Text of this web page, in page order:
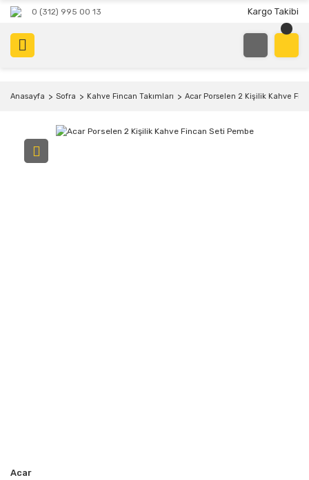
0 (312) 995 00 13 Kargo Takibi
Anasayfa Sofra Kahve Fincan Takımları Acar Porselen 2 Kişilik Kahve
Acar